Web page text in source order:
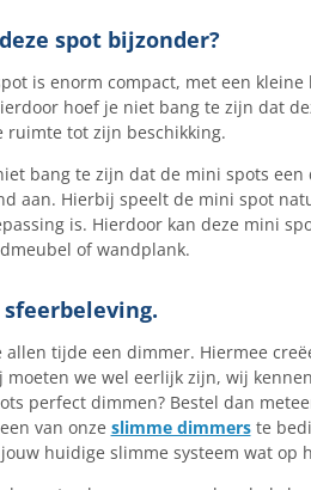
spot bijzonder?
is enorm compact, met een
hoef je niet bang te zijn dat
ruimte tot zijn beschikking.
bang te zijn dat de mini spots
aan. Hierbij speelt de mini spot
is. Hierdoor kan deze mini
of wandplank.
allen tijde een dimmer. Hiermee
moeten we wel eerlijk zijn, wij
perfect dimmen? Bestel dan
van onze slimme dimmerste
huidige slimme systeem wat op